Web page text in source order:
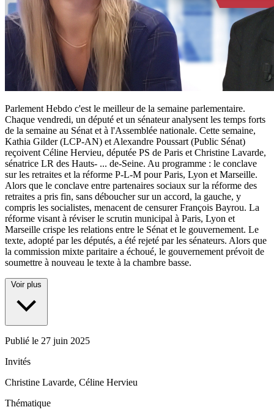
Parlement Hebdo c'est le meilleur de la semaine parlementaire.
Chaque vendredi, un député et un sénateur analysent les temps forts
de la semaine au Sénat et à l'Assemblée nationale. Cette semaine,
Kathia Gilder (LCP-AN) et Alexandre Poussart (Public Sénat)
reçoivent Céline Hervieu, députée PS de Paris et Christine Lavarde,
sénatrice LR des Hauts- ... de-Seine. Au programme : le conclave
sur les retraites et la réforme P-L-M pour Paris, Lyon et Marseille.
Alors que le conclave entre partenaires sociaux sur la réforme des
retraites a pris fin, sans déboucher sur un accord, la gauche, y
compris les socialistes, menacent de censurer François Bayrou. La
réforme visant à réviser le scrutin municipal à Paris, Lyon et
Marseille crispe les relations entre le Sénat et le gouvernement. Le
texte, adopté par les députés, a été rejeté par les sénateurs. Alors que
la commission mixte paritaire a échoué, le gouvernement prévoit de
soumettre à nouveau le texte à la chambre basse.
Voir plus
Publié le 27 juin 2025
Invités
Christine Lavarde, Céline Hervieu
Thématique